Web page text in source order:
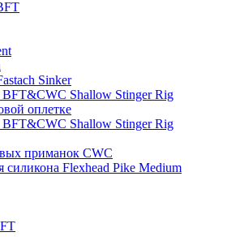
Sinker
BFT&CWC Shallow Stinger Rig
оплетке
BFT&CWC Shallow Stinger Rig
приманок CWC
Flexhead Pike Medium